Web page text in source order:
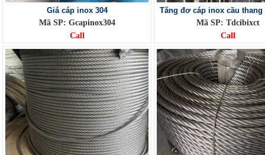
Giá cáp inox 304
Mã SP: Gcapinox304
Call
Tăng đơ cáp inox cầu thang
Mã SP: Tdcibixct
Call